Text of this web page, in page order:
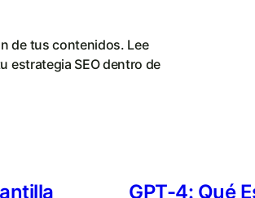
de tus contenidos. Lee
estrategia SEO dentro de
GPT-4: Qué